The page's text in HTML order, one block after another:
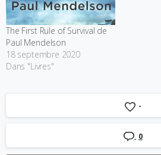
pourrait presque dire que…
The First Rule of Survival de
Paul Mendelson
18 septembre 2020
Dans "Livres"
-
0